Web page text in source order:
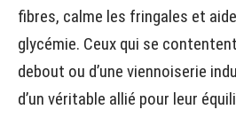
fibres, calme les fringales et
glycémie. Ceux qui se
debout ou d’une viennoiserie
d’un véritable allié pour leur